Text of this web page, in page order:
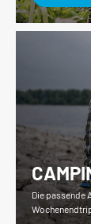
Die passende